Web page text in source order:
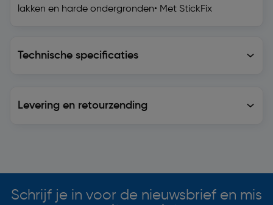
lakken en harde ondergronden• Met StickFix
Technische specificaties
Levering en retourzending
Schrijf je in voor de nieuwsbrief en mis